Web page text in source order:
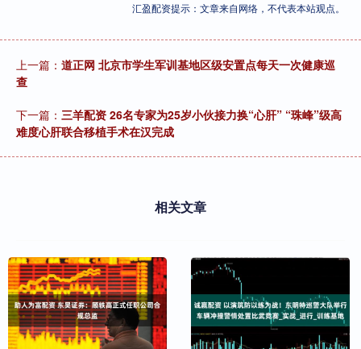
汇盈配资提示：文章来自网络，不代表本站观点。
上一篇： 道正网 北京市学生军训基地区级安置点每天一次健康巡
查
下一篇： 三羊配资 26名专家为25岁小伙接力换“心肝” “珠峰”级高
难度心肝联合移植手术在汉完成
相关文章